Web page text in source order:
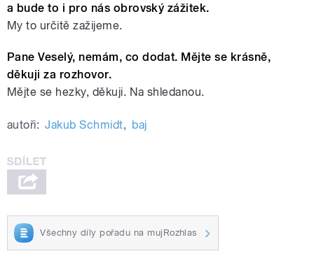
a bude to i pro nás obrovský zážitek.
My to určitě zažijeme.
Pane Veselý, nemám, co dodat. Mějte se krásně,
děkuji za rozhovor.
Mějte se hezky, děkuji. Na shledanou.
autoři: Jakub Schmidt, baj
Všechny díly pořadu na mujRozhlas